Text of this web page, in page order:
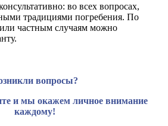
во всех вопросах,
традициями погребения. По
частным случаям можно
вопросы?
и мы окажем личное внимание
каждому!